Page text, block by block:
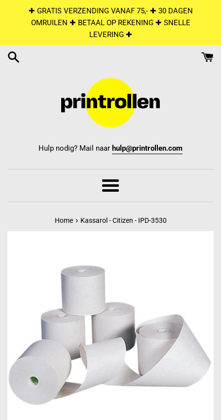
✚ GRATIS VERZENDING VANAF 75,- ✚ 30 DAGEN
OMRUILEN ✚ BETAAL OP REKENING ✚ SNELLE
LEVERING ✚
Hulp nodig? Mail naar hulp@printrollen.com
Menu
Home › Kassarol - Citizen - IPD-3530